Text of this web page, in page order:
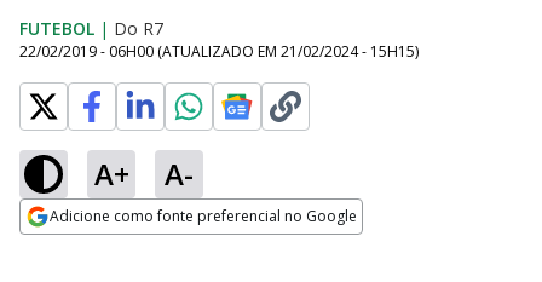
FUTEBOL | Do R7
22/02/2019 - 06H00 (ATUALIZADO EM 21/02/2024 - 15H15)
A+ A-
Adicione como fonte preferencial no Google